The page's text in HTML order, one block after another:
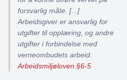
forsvarlig måte. [...]
Arbeidsgiver er ansvarlig for
utgifter til opplæring, og andre
utgifter i forbindelse med
verneombudets arbeid.
Arbeidsmiljøloven §6-5